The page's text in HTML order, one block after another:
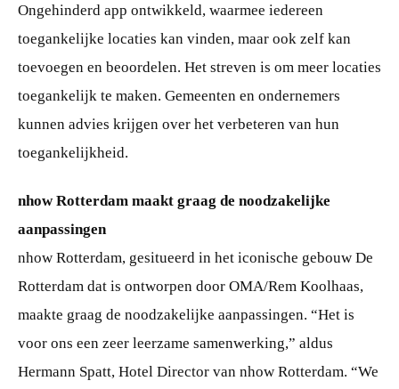
Ongehinderd app ontwikkeld, waarmee iedereen
toegankelijke locaties kan vinden, maar ook zelf kan
toevoegen en beoordelen. Het streven is om meer locaties
toegankelijk te maken. Gemeenten en ondernemers
kunnen advies krijgen over het verbeteren van hun
toegankelijkheid.
nhow Rotterdam maakt graag de noodzakelijke
aanpassingen
nhow Rotterdam, gesitueerd in het iconische gebouw De
Rotterdam dat is ontworpen door OMA/Rem Koolhaas,
maakte graag de noodzakelijke aanpassingen. “Het is
voor ons een zeer leerzame samenwerking,” aldus
Hermann Spatt, Hotel Director van nhow Rotterdam. “We